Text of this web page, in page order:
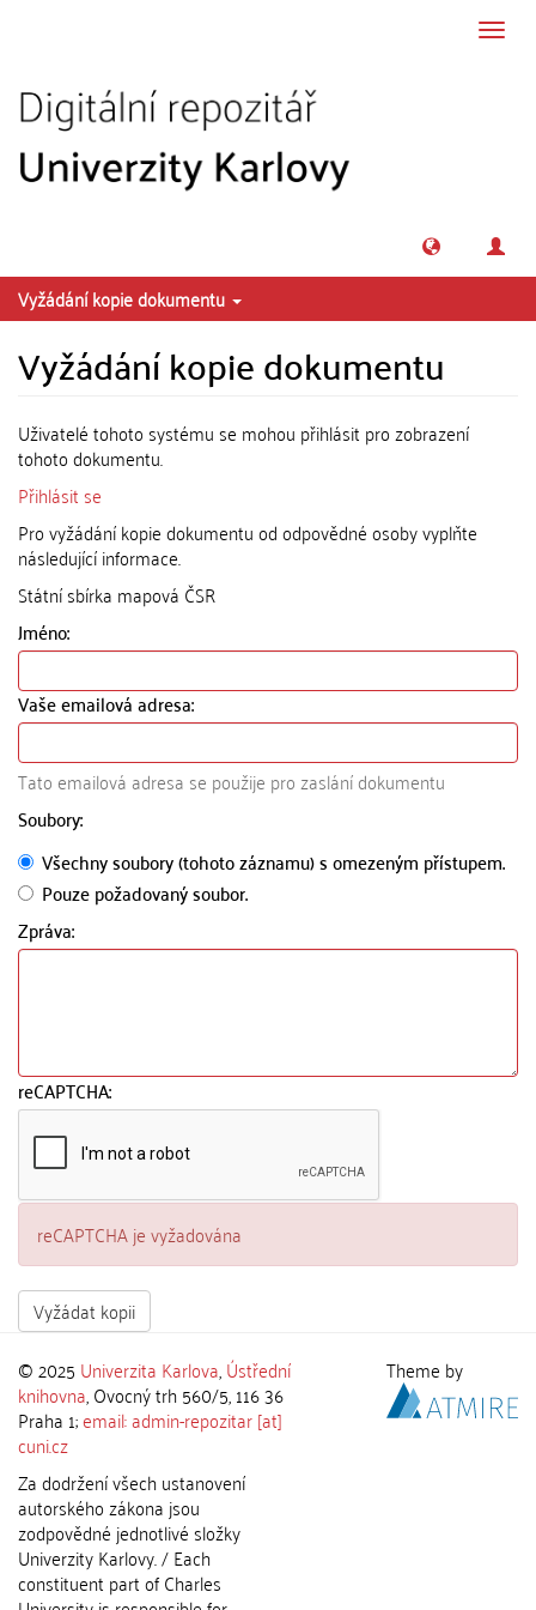
Vyžádání kopie dokumentu
Vyžádání kopie dokumentu
Uživatelé tohoto systému se mohou přihlásit pro zobrazení
tohoto dokumentu.
Přihlásit se
Pro vyžádání kopie dokumentu od odpovědné osoby vyplňte
následující informace.
Státní sbírka mapová ČSR
Jméno:
Vaše emailová adresa:
Tato emailová adresa se použije pro zaslání dokumentu
Soubory:
Všechny soubory (tohoto záznamu) s omezeným přístupem.
Pouze požadovaný soubor.
Zpráva:
reCAPTCHA:
reCAPTCHA je vyžadována
Vyžádat kopii
© 2025 Univerzita Karlova,Ústřední
knihovna, Ovocný trh 560/5, 116 36
Praha 1;email: admin-repozitar [at]
cuni.cz
Za dodržení všech ustanovení
autorského zákona jsou
zodpovědné jednotlivé složky
Univerzity Karlovy. / Each
constituent part of Charles
Theme by